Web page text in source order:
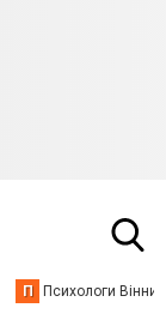
П Психологи